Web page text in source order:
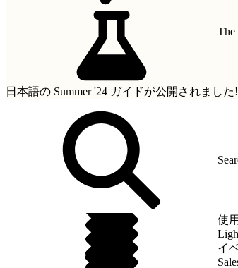
The
日本語の Summer '24 ガイドが公開されました!
使
イ